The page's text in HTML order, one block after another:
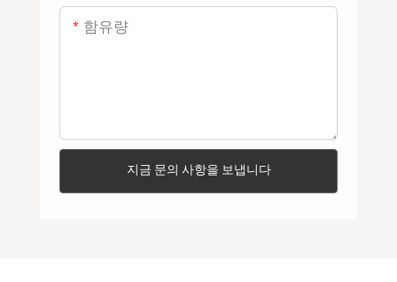
함유량
지금 문의 사항을 보냅니다